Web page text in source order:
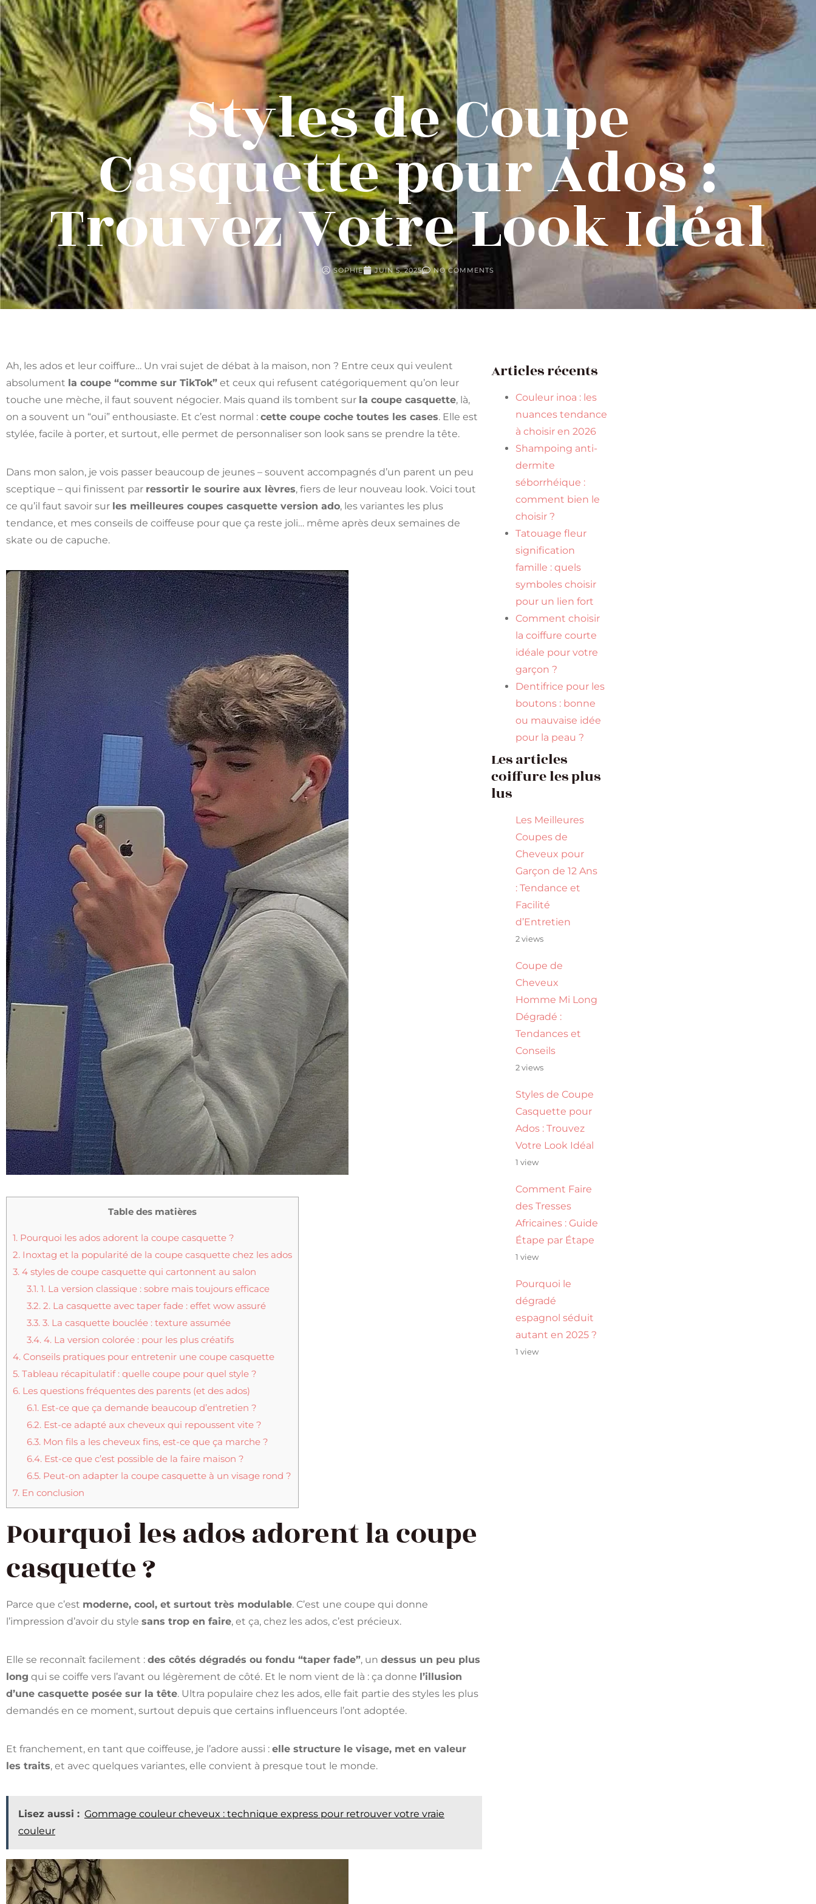
Styles de Coupe
Casquette pour Ados :
Trouvez Votre Look Idéal
SOPHIE JUIN 5, 2025 NO COMMENTS
Ah, les ados et leur coiffure… Un vrai sujet de débat à la maison, non ? Entre ceux qui veulent
absolument la coupe “comme sur TikTok” et ceux qui refusent catégoriquement qu’on leur
touche une mèche, il faut souvent négocier. Mais quand ils tombent sur la coupe casquette, là,
on a souvent un “oui” enthousiaste. Et c’est normal : cette coupe coche toutes les cases. Elle est
stylée, facile à porter, et surtout, elle permet de personnaliser son look sans se prendre la tête.
Dans mon salon, je vois passer beaucoup de jeunes – souvent accompagnés d’un parent un peu
sceptique – qui finissent par ressortir le sourire aux lèvres, fiers de leur nouveau look. Voici tout
ce qu’il faut savoir sur les meilleures coupes casquette version ado, les variantes les plus
tendance, et mes conseils de coiffeuse pour que ça reste joli… même après deux semaines de
skate ou de capuche.
Table des matières
1. Pourquoi les ados adorent la coupe casquette ?
2. Inoxtag et la popularité de la coupe casquette chez les ados
3. 4 styles de coupe casquette qui cartonnent au salon
3.1. 1. La version classique : sobre mais toujours efficace
3.2. 2. La casquette avec taper fade : effet wow assuré
3.3. 3. La casquette bouclée : texture assumée
3.4. 4. La version colorée : pour les plus créatifs
4. Conseils pratiques pour entretenir une coupe casquette
5. Tableau récapitulatif : quelle coupe pour quel style ?
6. Les questions fréquentes des parents (et des ados)
6.1. Est-ce que ça demande beaucoup d’entretien ?
6.2. Est-ce adapté aux cheveux qui repoussent vite ?
6.3. Mon fils a les cheveux fins, est-ce que ça marche ?
6.4. Est-ce que c’est possible de la faire maison ?
6.5. Peut-on adapter la coupe casquette à un visage rond ?
7. En conclusion
Pourquoi les ados adorent la coupe
casquette ?
Parce que c’est moderne, cool, et surtout très modulable. C’est une coupe qui donne
l’impression d’avoir du style sans trop en faire, et ça, chez les ados, c’est précieux.
Elle se reconnaît facilement : des côtés dégradés ou fondu “taper fade”, un dessus un peu plus
long qui se coiffe vers l’avant ou légèrement de côté. Et le nom vient de là : ça donne l’illusion
d’une casquette posée sur la tête. Ultra populaire chez les ados, elle fait partie des styles les plus
demandés en ce moment, surtout depuis que certains influenceurs l’ont adoptée.
Et franchement, en tant que coiffeuse, je l’adore aussi : elle structure le visage, met en valeur
les traits, et avec quelques variantes, elle convient à presque tout le monde.
Lisez aussi : Gommage couleur cheveux : technique express pour retrouver votre vraie
couleur
Articles récents
Couleur inoa : les
nuances tendance
à choisir en 2026
Shampoing anti-
dermite
séborrhéique :
comment bien le
choisir ?
Tatouage fleur
signification
famille : quels
symboles choisir
pour un lien fort
Comment choisir
la coiffure courte
idéale pour votre
garçon ?
Dentifrice pour les
boutons : bonne
ou mauvaise idée
pour la peau ?
Les articles
coiffure les plus
lus
Les Meilleures
Coupes de
Cheveux pour
Garçon de 12 Ans
: Tendance et
Facilité
d’Entretien
2 views
Coupe de
Cheveux
Homme Mi Long
Dégradé :
Tendances et
Conseils
2 views
Styles de Coupe
Casquette pour
Ados : Trouvez
Votre Look Idéal
1 view
Comment Faire
des Tresses
Africaines : Guide
Étape par Étape
1 view
Pourquoi le
dégradé
espagnol séduit
autant en 2025 ?
1 view